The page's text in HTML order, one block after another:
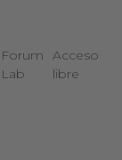
Forum
Lab
Acceso
libre